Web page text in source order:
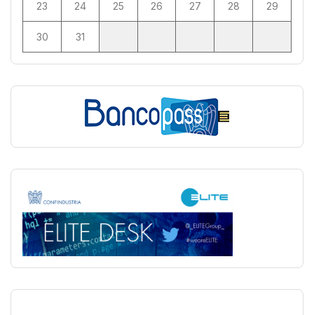
23 24 25 26 27 28 29
30 31